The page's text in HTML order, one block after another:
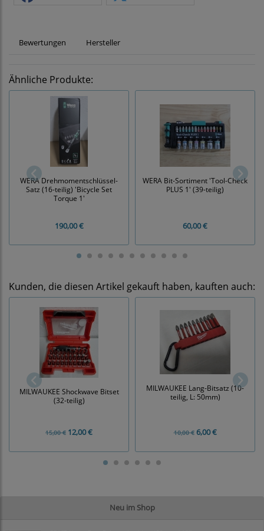
Neu im Shop
Bewertungen Hersteller
Ähnliche Produkte:
WERA Drehmomentschlüssel-
Satz (16-teilig) 'Bicycle Set
Torque 1'
190,00 €
WERA Bit-Sortiment 'Tool-Check
PLUS 1' (39-teilig)
60,00 €
Kunden, die diesen Artikel gekauft haben, kauften auch:
MILWAUKEE Shockwave Bitset
(32-teilig)
15,00 € 12,00 €
MILWAUKEE Lang-Bitsatz (10-
teilig, L: 50mm)
10,00 €6,00 €